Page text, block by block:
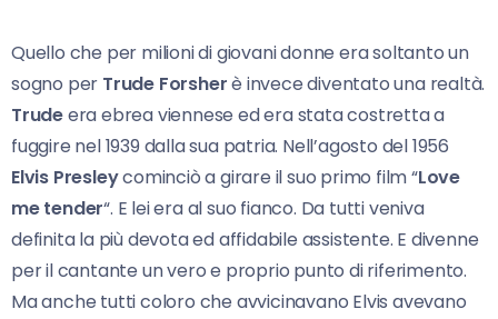
Quello che per milioni di giovani donne era soltanto un
sogno per Trude Forsherè invece diventato una realtà.
Trudeera ebrea viennese ed era stata costretta a
fuggire nel 1939 dalla sua patria. Nell’agosto del 1956
Elvis Presleycominciò a girare il suo primo film “Love
me tender“. E lei era al suo fianco. Da tutti veniva
definita la più devota ed affidabile assistente. E divenne
per il cantante un vero e proprio punto di riferimento.
Ma anche tutti coloro che avvicinavano Elvis avevano